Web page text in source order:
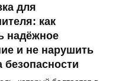
для
как
надёжное
и не нарушить
безопасности